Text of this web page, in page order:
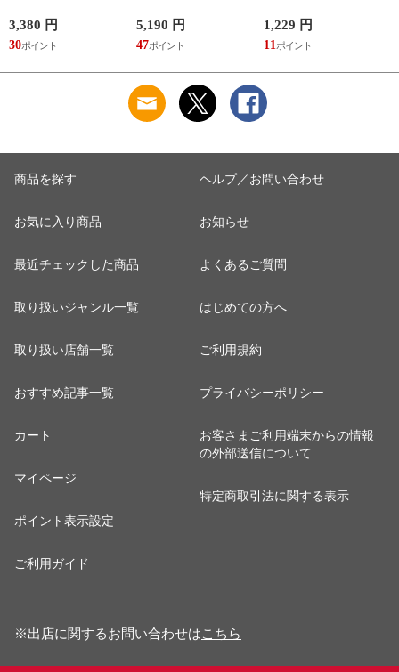
ォーム 練習用ユニフ
ォームパンツ GACHI
PANTS
3,380 円
30
5,190 円
47
23SS(P2MXA060)
1,229 円
11
商品を探す
お気に入り商品
最近チェックした商品
取り扱いジャンル一覧
取り扱い店舗一覧
おすすめ記事一覧
カート
マイページ
ポイント表示設定
ご利用ガイド
ヘルプ／お問い合わせ
お知らせ
よくあるご質問
はじめての方へ
ご利用規約
プライバシーポリシー
お客さまご利用端末からの情報
の外部送信について
特定商取引法に関する表示
※出店に関するお問い合わせはこちら